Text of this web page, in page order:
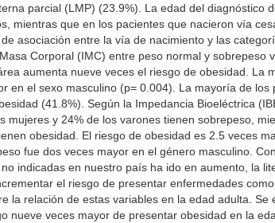
parcial (LMP) (23.9%). La edad del diagnóstico
mientras que en los pacientes que nacieron vía
asociación entre la vía de nacimiento y las
Corporal (IMC) entre peso normal y sobrepeso
aumenta nueve veces el riesgo de obesidad. La
en el sexo masculino (p= 0.004). La mayoría de
(41.8%). Según la Impedancia Bioeléctrica
mujeres y 24% de los varones tienen sobrepeso,
obesidad. El riesgo de obesidad es 2.5 veces
fue dos veces mayor en el género masculino.
indicadas en nuestro país ha ido en aumento, la
el riesgo de presentar enfermedades
la relación de estas variables en la edad adulta.
nueve veces mayor de presentar obesidad en la